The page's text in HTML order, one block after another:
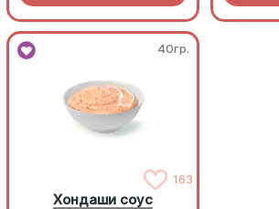
40гр.
163
Хондаши соус